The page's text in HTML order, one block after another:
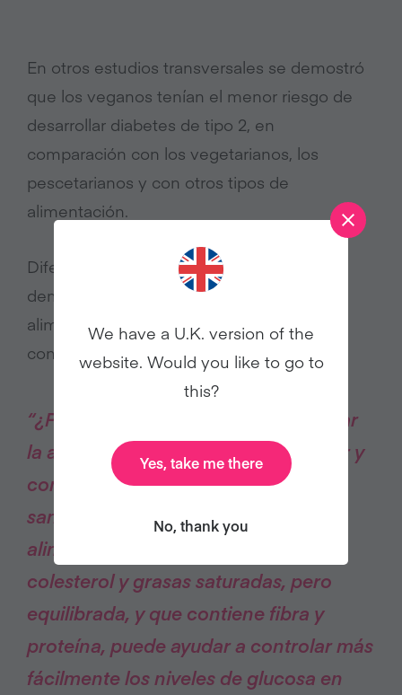
En otros estudios transversales se demostró
que los veganos tenían el menor riesgo de
desarrollar diabetes de tipo 2, en
comparación con los vegetarianos, los
pescetarianos y con otros tipos de
alimentación.
Diferentes ensayos clínicos también han
demostrado que llevar a cabo una
alimentación vegana puede ayudar a
controlar la diabetes del tipo 2:
“¿Puede la gente con diabetes utilizar
la alimentación vegana para mejorar y
controlar los niveles de glucosa en
sangre?
Por supuesto.
alimentación vegana sana, baja en
colesterol y grasas saturadas, pero
equilibrada, y que contiene fibra y
proteína, puede ayudar a controlar más
fácilmente los niveles de glucosa en
We have a U.K. version of the
website. Would you like to go to
this?
Yes, take me there
No, thank you